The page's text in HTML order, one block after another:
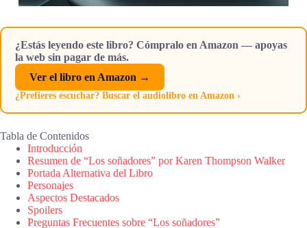
¿Estás leyendo este libro? Cómpralo en Amazon — apoyas
la web sin pagar de más.
Ver el libro en Amazon →
¿Prefieres escuchar? Buscar el audiolibro en Amazon ›
Tabla de Contenidos
Introducción
Resumen de “Los soñadores” por Karen Thompson Walker
Portada Alternativa del Libro
Personajes
Aspectos Destacados
Spoilers
Preguntas Frecuentes sobre “Los soñadores”